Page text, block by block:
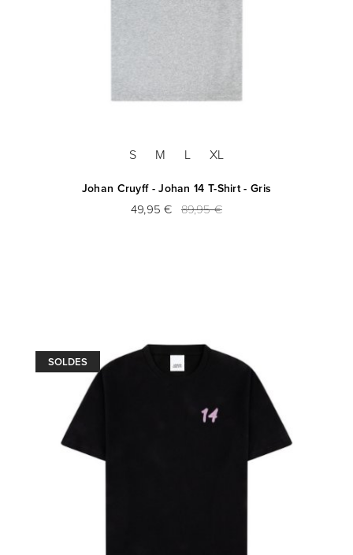
S M L XL
Johan Cruyff - Johan 14 T-Shirt - Gris
49,95 € 89,95 €
SOLDES